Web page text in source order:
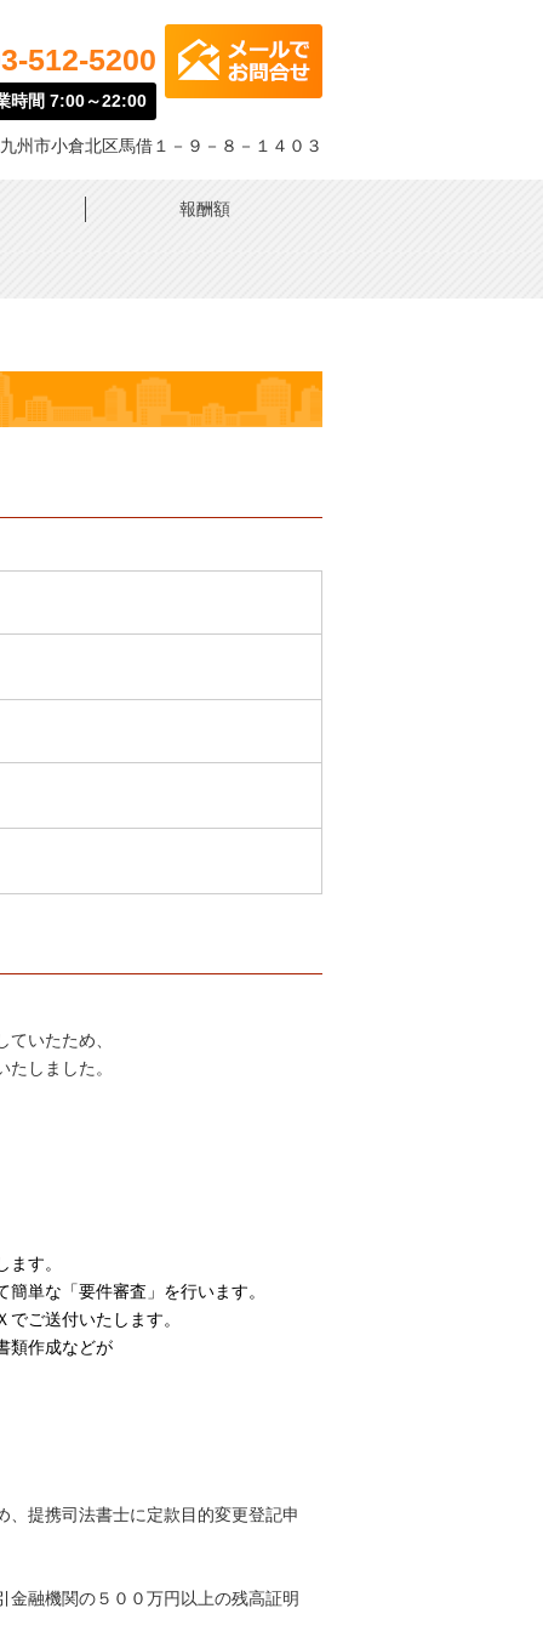
512-5200
時間 7:00～22:00
州市小倉北区馬借１－９－８－１４０３
報酬額
いたため、
しました。
ます。
単な「要件審査」を行います。
ご送付いたします。
類作成などが
、提携司法書士に定款目的変更登記申
金融機関の５００万円以上の残高証明